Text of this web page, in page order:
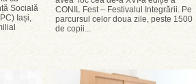
Socială
Iași,
CONIL Fest – Festivalul Integrării. Pe
parcursul celor doua zile, peste 1500
de copii...